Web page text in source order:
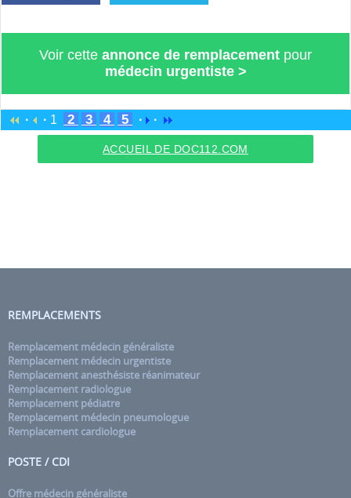
Voir cette annonce de remplacement pour
médecin urgentiste>
· · 1 2 3 4 5 · ·
ACCUEIL DE DOC112.COM
REMPLACEMENTS
Remplacement médecin généraliste
Remplacement médecin urgentiste
Remplacement anesthésiste réanimateur
Remplacement radiologue
Remplacement pédiatre
Remplacement médecin pneumologue
Remplacement cardiologue
POSTE / CDI
Offre médecin généraliste